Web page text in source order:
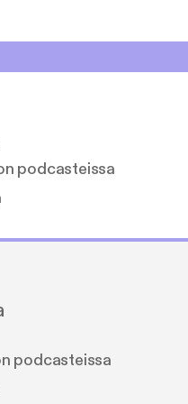
podcasteissa
podcasteissa